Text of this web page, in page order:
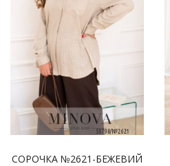
СОРОЧКА №2621-БЕЖЕВИЙ